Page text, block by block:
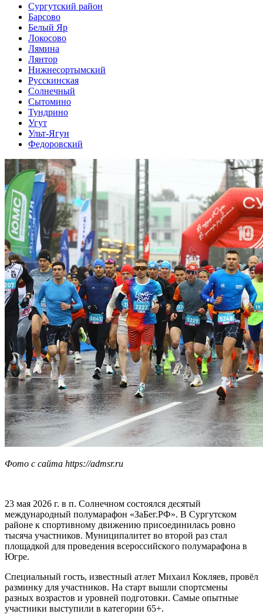
Сургутский район
Барсово
Белый Яр
Локосово
Лямина
Лянтор
Нижнесортымский
Русскинская
Солнечный
Сытомино
Тундрино
Угут
Ульт-Ягун
Федоровский
Фото с сайта https://admsr.ru
23 мая 2026 г. в п. Солнечном состоялся десятый
международный полумарафон «ЗаБег.РФ». В Сургутском
районе к спортивному движению присоединилась ровно
тысяча участников. Муниципалитет во второй раз стал
площадкой для проведения всероссийского полумарафона в
Югре.
Специальный гость, известный атлет Михаил Кокляев, провёл
разминку для участников. На старт вышли спортсмены
разных возрастов и уровней подготовки. Самые опытные
участники выступили в категории 65+.